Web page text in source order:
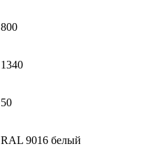
800
1340
50
RAL 9016 белый